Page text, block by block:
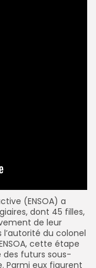
(ENSOA) a
dont 45 filles,
de leur
du colonel
cette étape
des futurs sous-
Parmi eux figurent